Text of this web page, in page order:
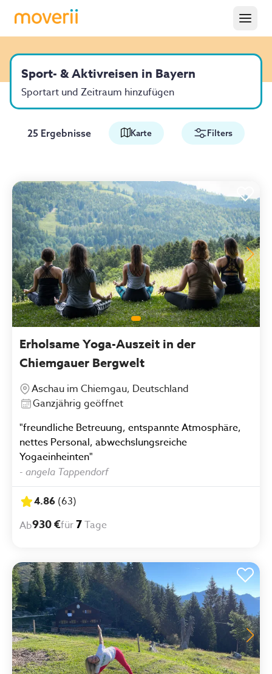
Sport- & Aktivreisen in Bayern
Sportart und Zeitraum hinzufügen
25 Ergebnisse Karte Filters
Erholsame Yoga-Auszeit in der
Chiemgauer Bergwelt
Aschau im Chiemgau, Deutschland
Ganzjährig geöffnet
"freundliche Betreuung, entspannte Atmosphäre,
nettes Personal, abwechslungsreiche
Yogaeinheinten"
- angela Tappendorf
4.86 (63)
Ab930 €für7Tage